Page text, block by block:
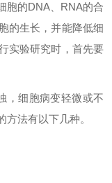
胞的DNA、RNA的合
的生长，并能降低细
实验研究时，首先要
，细胞病变轻微或不
法有以下几种。